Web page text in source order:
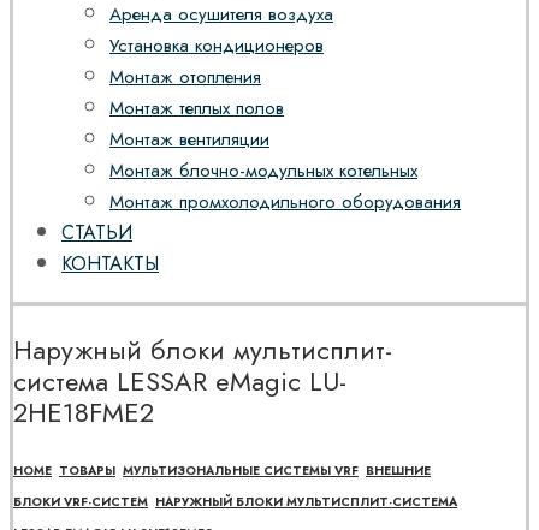
Аренда осушителя воздуха
Установка кондиционеров
Монтаж отопления
Монтаж теплых полов
Монтаж вентиляции
Монтаж блочно-модульных котельных
Монтаж промхолодильного оборудования
СТАТЬИ
КОНТАКТЫ
Наружный блоки мультисплит-
система LESSAR eMagic LU-
2HE18FME2
HOME ТОВАРЫ МУЛЬТИЗОНАЛЬНЫЕ СИСТЕМЫ VRF ВНЕШНИЕ
БЛОКИ VRF-СИСТЕМ НАРУЖНЫЙ БЛОКИ МУЛЬТИСПЛИТ-СИСТЕМА